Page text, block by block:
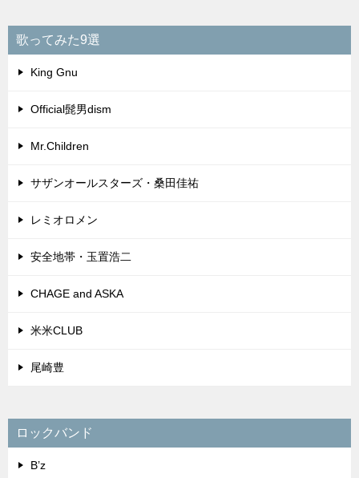
歌ってみた9選
King Gnu
Official髭男dism
Mr.Children
サザンオールスターズ・桑田佳祐
レミオロメン
安全地帯・玉置浩二
CHAGE and ASKA
米米CLUB
尾崎豊
ロックバンド
B’z